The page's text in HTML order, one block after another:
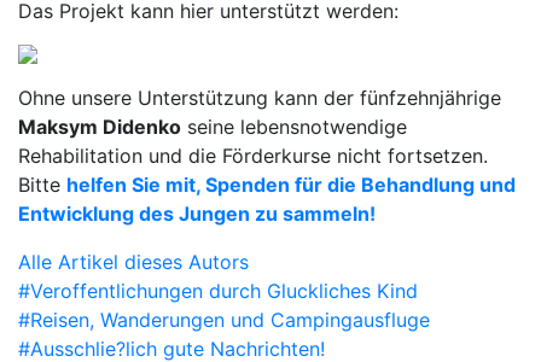
Das Projekt kann hier unterstützt werden:
Ohne unsere Unterstützung kann der fünfzehnjährige
Maksym Didenko seine lebensnotwendige
Rehabilitation und die Förderkurse nicht fortsetzen.
Bitte helfen Sie mit, Spenden für die Behandlung und
Entwicklung des Jungen zu sammeln!
Alle Artikel dieses Autors
#Veroffentlichungen durch Gluckliches Kind
#Reisen, Wanderungen und Campingausfluge
#Ausschlie?lich gute Nachrichten!